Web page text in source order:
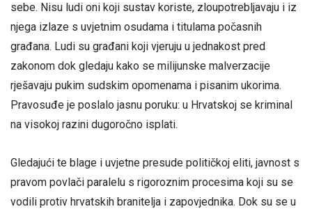
sebe. Nisu ludi oni koji sustav koriste, zloupotrebljavaju i iz
njega izlaze s uvjetnim osudama i titulama počasnih
građana. Ludi su građani koji vjeruju u jednakost pred
zakonom dok gledaju kako se milijunske malverzacije
rješavaju pukim sudskim opomenama i pisanim ukorima.
Pravosuđe je poslalo jasnu poruku: u Hrvatskoj se kriminal
na visokoj razini dugoročno isplati.
Gledajući te blage i uvjetne presude političkoj eliti, javnost s
pravom povlači paralelu s rigoroznim procesima koji su se
vodili protiv hrvatskih branitelja i zapovjednika. Dok su se u